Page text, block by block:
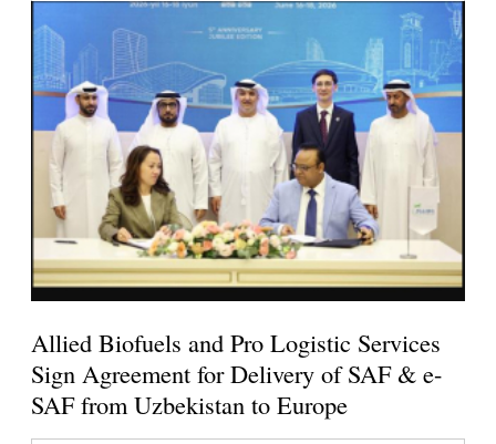
Allied Biofuels and Pro Logistic Services
Sign Agreement for Delivery of SAF & e-
SAF from Uzbekistan to Europe